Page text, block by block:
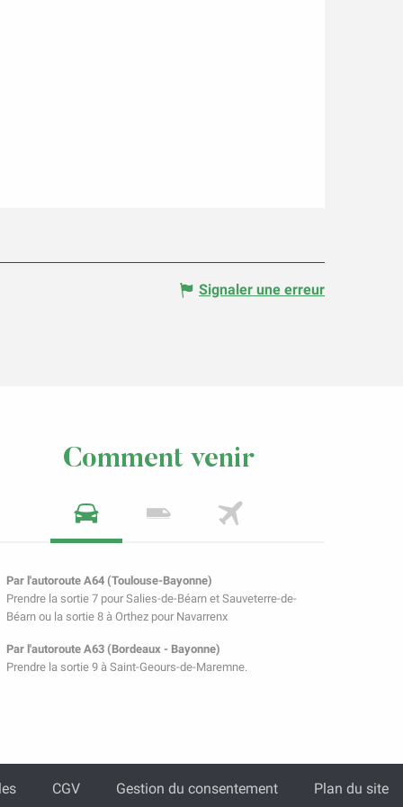
Signaler une erreur
Comment venir
Par l'autoroute A64 (Toulouse-Bayonne)
Prendre la sortie 7 pour Salies-de-Béarn et Sauveterre-de-
Béarn ou la sortie 8 à Orthez pour Navarrenx
Par l'autoroute A63 (Bordeaux - Bayonne)
Prendre la sortie 9 à Saint-Geours-de-Maremne.
CGV Gestion du consentement Plan du site